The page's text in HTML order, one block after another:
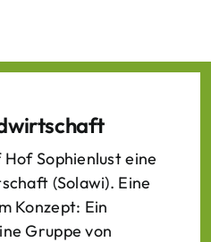
Sophienlust eine
(Solawi). Eine
Konzept: Ein
Gruppe von